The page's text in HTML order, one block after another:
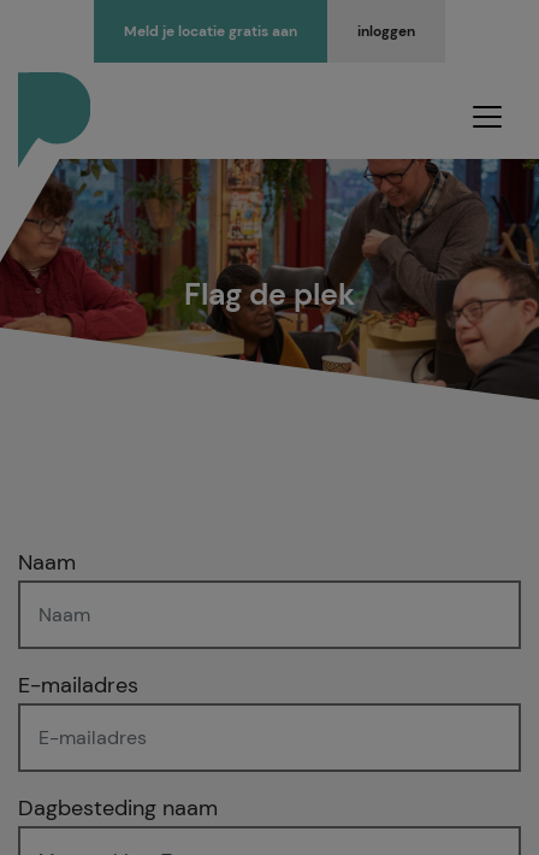
inloggen
Meld je locatie gratis aan
Flag de plek
Naam
E-mailadres
Dagbesteding naam